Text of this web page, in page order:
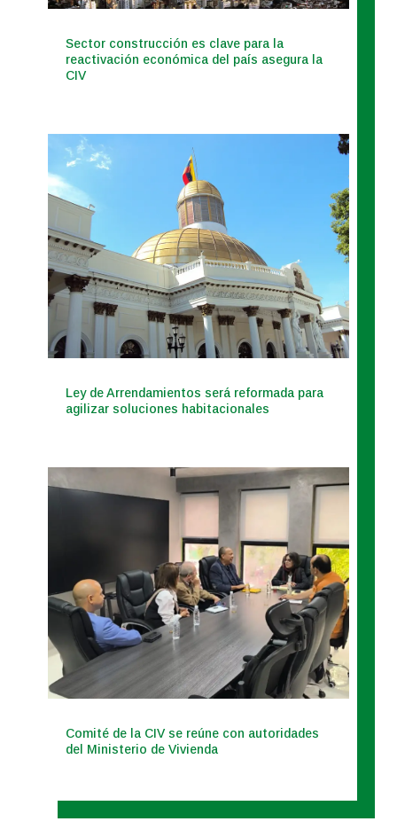
Sector construcción es clave para la
reactivación económica del país asegura la
CIV
Ley de Arrendamientos será reformada para
agilizar soluciones habitacionales
Comité de la CIV se reúne con autoridades
del Ministerio de Vivienda